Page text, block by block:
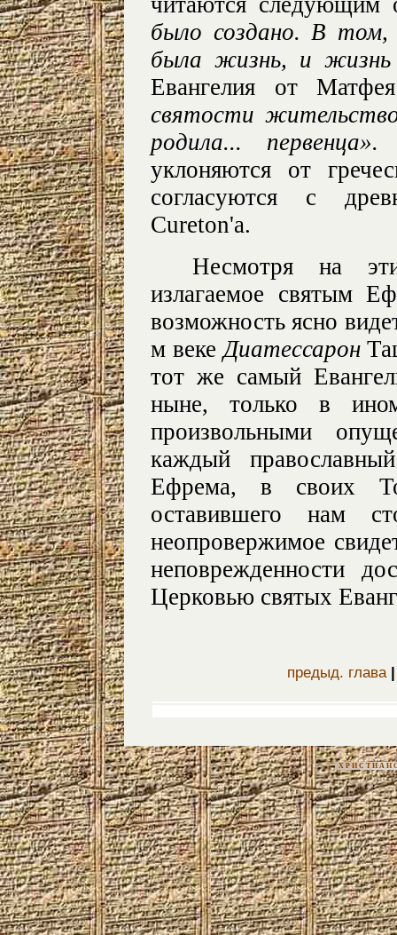
было создано. В том,
была жизнь, и жизнь
Евангелия от
святости
родила...
уклоняются от
согласуются с
Cureton'а.
Несмотря на
излагаемое святым
возможность ясно
м веке Диатессарон
тот же самый
ныне, только в
произвольными
каждый
Ефрема, в своих
оставившего нам
неопровержимое
неповрежденности
Церковью святых
предыд. глава